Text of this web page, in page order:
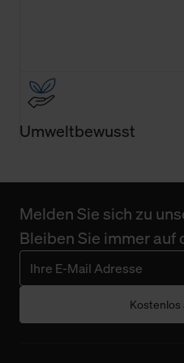
Verwendung der Cookies
Änderung gesammelten
Weitere Informationen über
Umweltbewusst
Melden Sie sich zu
Bleiben Sie immer auf
Kostenlos